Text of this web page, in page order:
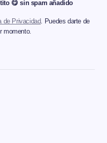
😋 sin spam añadido
de Privacidad. Puedes darte de
momento.